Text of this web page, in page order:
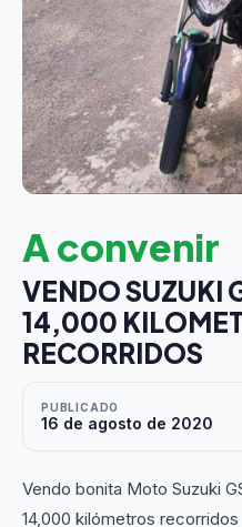
A convenir
VENDO SUZUKI
14,000
RECORRIDOS
PUBLICADO
16 de agosto de 2020
Vendo bonita Moto Suzuki
14,000 kilómetros recorridos